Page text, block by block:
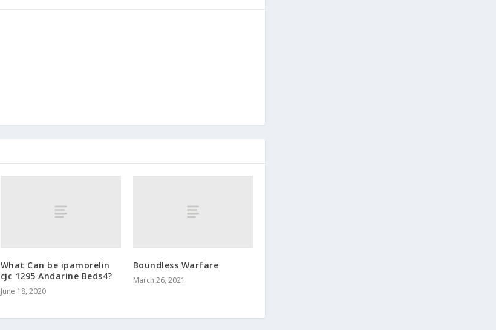
What Can be ipamorelin
cjc 1295 Andarine Beds4?
June 18, 2020
Boundless Warfare
March 26, 2021